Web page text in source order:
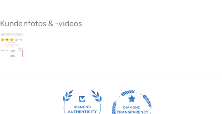
Kundenfotos & -videos